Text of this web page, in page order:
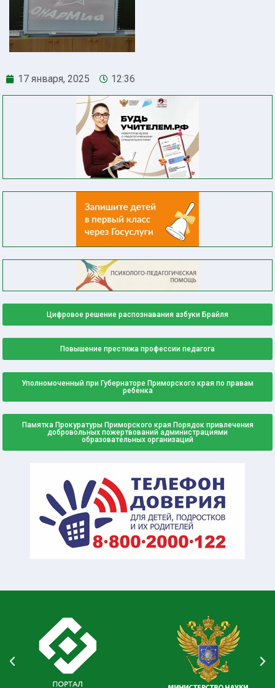
17 января, 2025 12:36
Цифровое решение распознавания азбуки Брайля
Повышение престижа профессии педагога
Уполномоченный при Губернаторе Приморского края по правам
ребенка
Памятка Прокуратуры Приморского края Порядок привлечения
добровольных пожертвований администрациями
образовательных организаций